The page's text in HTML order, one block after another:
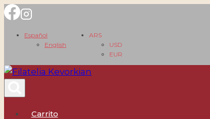
Saltar
contenido
Español
English
ARS
USD
EUR
Carrito